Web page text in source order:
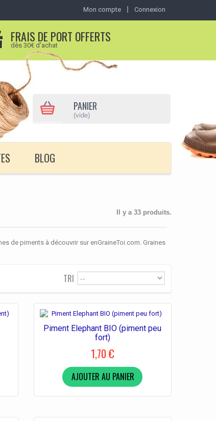
Mon compte Connexion
FRAIS DE PORT OFFERTS
dès 30€ d'achat
PANIER
(vide)
BLOG
Il y a 33 produits.
de piments à découvrir sur enGraineToi.com. Graines
TRI --
Piment Elephant BIO (piment peu
fort)
1,70 €
AJOUTER AU PANIER